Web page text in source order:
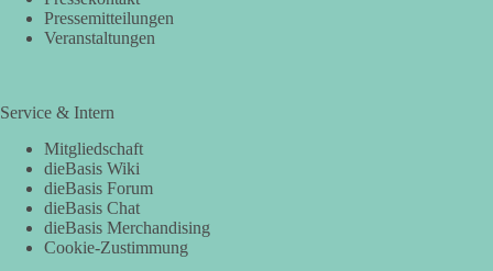
Pressemitteilungen
Veranstaltungen
Service & Intern
Mitgliedschaft
dieBasis Wiki
dieBasis Forum
dieBasis Chat
dieBasis Merchandising
Cookie-Zustimmung